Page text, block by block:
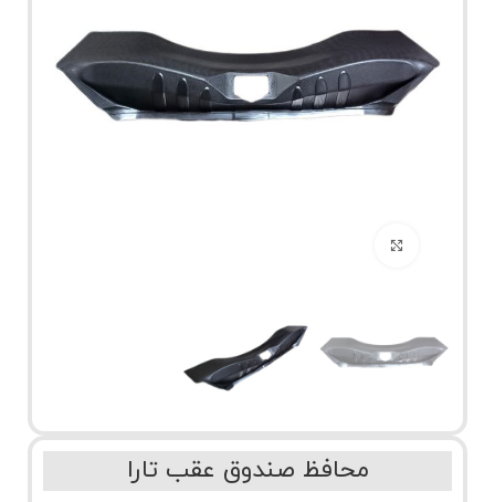
محافظ صندوق عقب تارا